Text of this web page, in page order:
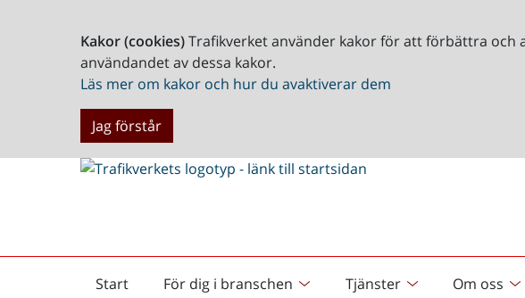
Kakor (cookies)Trafikverket använder kakor för att förbättra och
användandet av dessa kakor.
Läs mer om kakor och hur du avaktiverar dem
Jag förstår
Start
Startsida För dig i branschen Tjänster Om oss